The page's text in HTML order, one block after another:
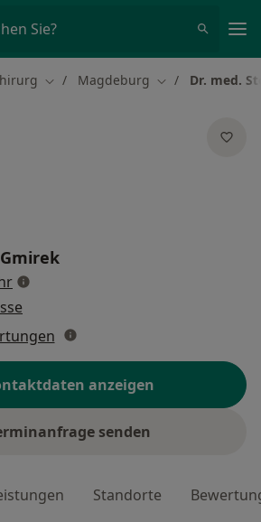
Sie?
Stadt ändern
Magdeburg Stadt ändern
Dr. med.
über Spezialisierungen
anzeigen
senden
Standorte